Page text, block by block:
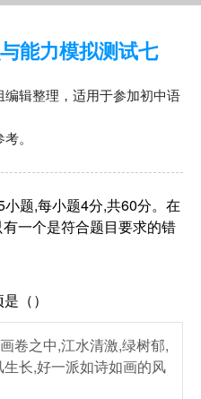
能力模拟测试七
辑整理，适用于参加初中语
。
题,每小题4分,共60分。在
一个是符合题目要求的错
（）
卷之中,江水清激,绿树郁,
长,好一派如诗如画的风